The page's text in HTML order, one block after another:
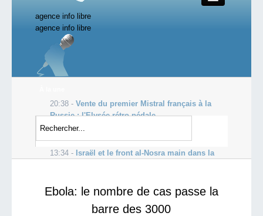
agence info libre
Close
nos productions
les vidéos incontournables
agence info libre
20:38 - Vente du premier Mistral français à la
Russie : l'Elysée rétro-pédale
20:38 -L'administration lui réclame plus d'un
million d'euros, il se crucifie pour prot...
13:34 - Israël et le front al-Nosra main dans la
Ebola: le nombre de cas passe la
barre des 3000